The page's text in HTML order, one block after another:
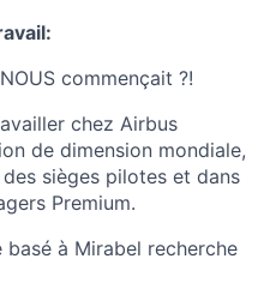
commençait ?!
chez Airbus
de dimension mondiale,
sièges pilotes et dans
Premium.
à Mirabel recherche